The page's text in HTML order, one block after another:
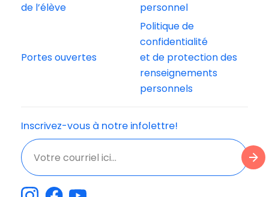
de l’élève
personnel
Portes ouvertes
Politique de
confidentialité
et de protection des
renseignements
personnels
Inscrivez-vous à notre infolettre!